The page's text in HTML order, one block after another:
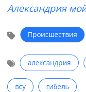
Александрия
Происшествия
александрия
всу гибель